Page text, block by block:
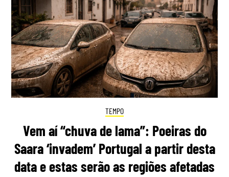
TEMPO
Vem aí “chuva de lama”: Poeiras do
Saara ‘invadem’ Portugal a partir desta
data e estas serão as regiões afetadas